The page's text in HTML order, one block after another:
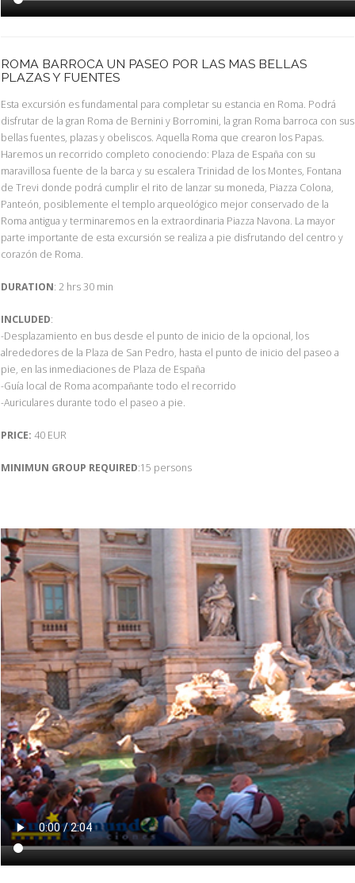
ROMA BARROCA UN PASEO POR LAS MAS BELLAS
PLAZAS Y FUENTES
Esta excursión es fundamental para completar su estancia en Roma. Podrá
disfrutar de la gran Roma de Bernini y Borromini, la gran Roma barroca con sus
bellas fuentes, plazas y obeliscos. Aquella Roma que crearon los Papas.
Haremos un recorrido completo conociendo: Plaza de España con su
maravillosa fuente de la barca y su escalera Trinidad de los Montes, Fontana
de Trevi donde podrá cumplir el rito de lanzar su moneda, Piazza Colona,
Panteón, posiblemente el templo arqueológico mejor conservado de la
Roma antigua y terminaremos en la extraordinaria Piazza Navona. La mayor
parte importante de esta excursión se realiza a pie disfrutando del centro y
corazón de Roma.
DURATION: 2 hrs 30 min
INCLUDED:
-Desplazamiento en bus desde el punto de inicio de la opcional, los
alrededores de la Plaza de San Pedro, hasta el punto de inicio del paseo a
pie, en las inmediaciones de Plaza de España
-Guía local de Roma acompañante todo el recorrido
-Auriculares durante todo el paseo a pie.
PRICE: 40 EUR
MINIMUN GROUP REQUIRED:15 persons